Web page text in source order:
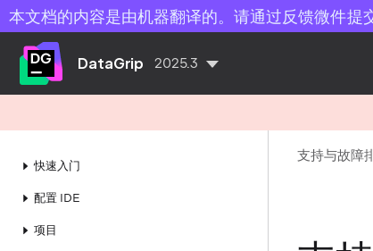
本文档的内容是由机器翻译的。请通过反馈微件提
DataGrip 2025.3
快速入门
配置 IDE
项目
支持与故障